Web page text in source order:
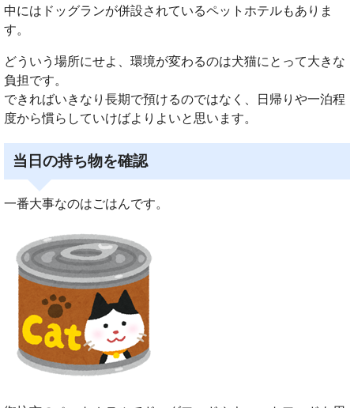
中にはドッグランが併設されているペットホテルもありま
す。
どういう場所にせよ、環境が変わるのは犬猫にとって大きな
負担です。
できればいきなり長期で預けるのではなく、日帰りや一泊程
度から慣らしていけばよりよいと思います。
当日の持ち物を確認
一番大事なのはごはんです。